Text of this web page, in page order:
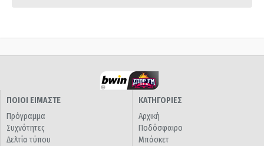
ΠΟΙΟΙ ΕΙΜΑΣΤΕ
Πρόγραμμα
Συχνότητες
Δελτία τύπου
ΚΑΤΗΓΟΡΙΕΣ
Αρχική
Ποδόσφαιρο
Μπάσκετ